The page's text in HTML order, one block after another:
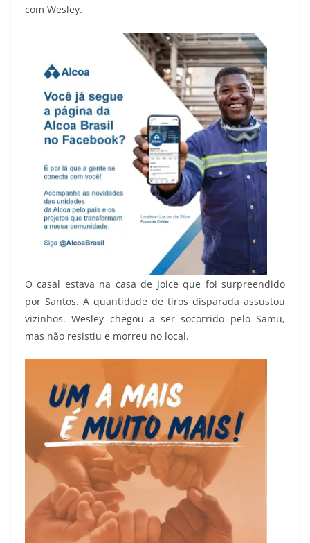
com Wesley.
O casal estava na casa de Joice que foi surpreendido
por Santos. A quantidade de tiros disparada assustou
vizinhos. Wesley chegou a ser socorrido pelo Samu,
mas não resistiu e morreu no local.